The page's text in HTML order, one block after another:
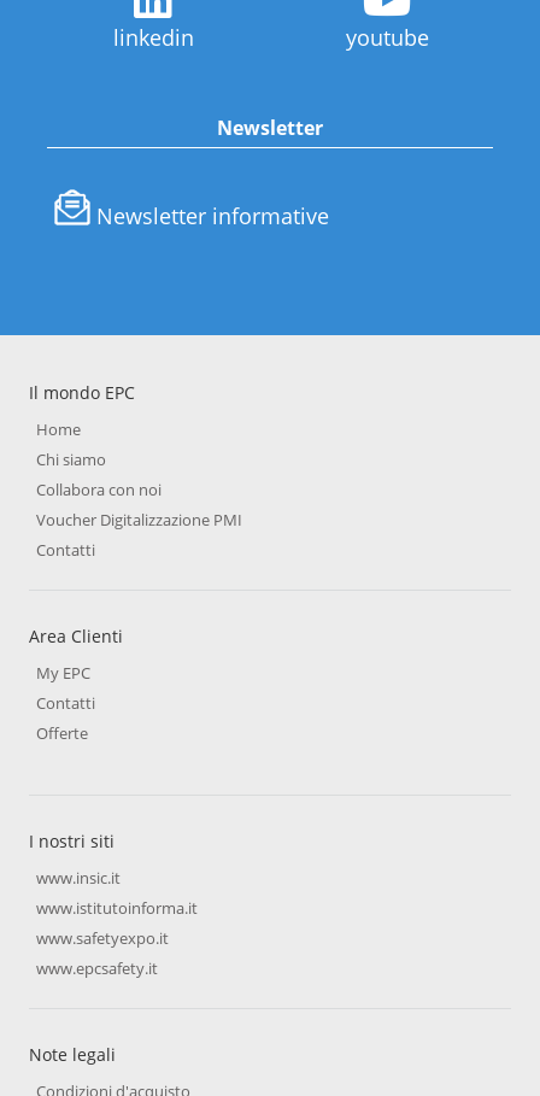
linkedin youtube
Newsletter
Newsletter informative
Il mondo EPC
Home
Chi siamo
Collabora con noi
Voucher Digitalizzazione PMI
Contatti
Area Clienti
My EPC
Contatti
Offerte
I nostri siti
www.insic.it
www.istitutoinforma.it
www.safetyexpo.it
www.epcsafety.it
Note legali
Condizioni d'acquisto